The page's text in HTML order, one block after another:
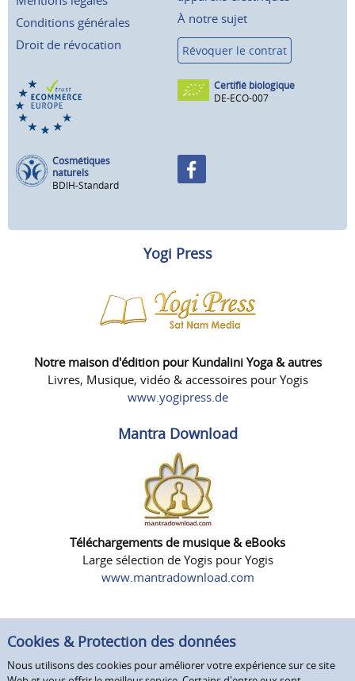
Conditions générales
Droit de révocation
À notre sujet
Révoquer le contrat
Certifié biologique
DE-ECO-007
Cosmétiques
naturels
BDIH-Standard
Yogi Press
Notre maison d'édition pour Kundalini Yoga & autres
Livres, Musique, vidéo & accessoires pour Yogis
www.yogipress.de
Mantra Download
Téléchargements de musique & eBooks
Large sélection de Yogis pour Yogis
www.mantradownload.com
Cookies & Protection des données
Nous utilisons des cookies pour améliorer votre expérience sur ce site